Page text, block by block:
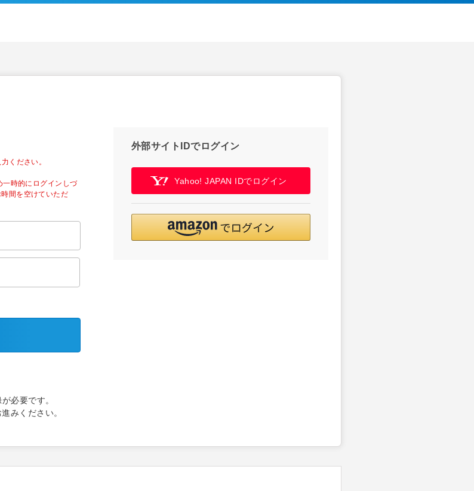
ください。
時的にログインしづ
間を空けていただ
必要です。
みください。
外部サイトIDでログイン
Yahoo! JAPAN IDでログイン